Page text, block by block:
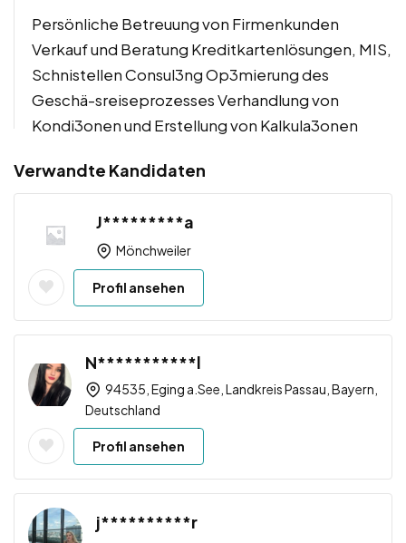
Persönliche Betreuung von Firmenkunden
Verkauf und Beratung Kreditkartenlösungen, MIS,
Schnistellen Consul3ng Op3mierung des
Geschä-sreiseprozesses Verhandlung von
Kondi3onen und Erstellung von Kalkula3onen
Verwandte Kandidaten
J*********a
Mönchweiler
Profil ansehen
N***********l
94535, Eging a.See, Landkreis Passau, Bayern,
Deutschland
Profil ansehen
j**********r